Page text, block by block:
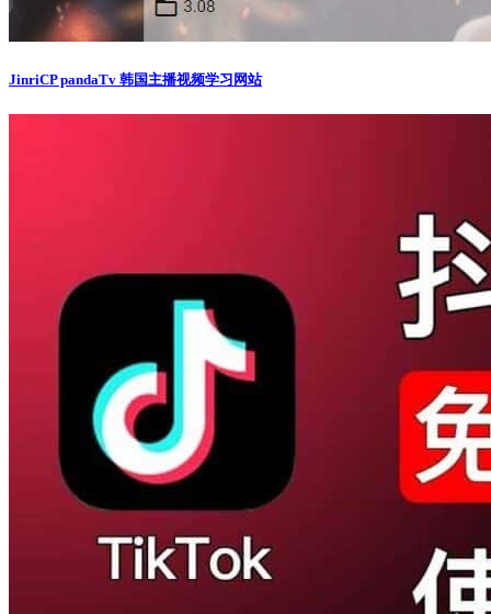
JinriCP pandaTv 韩国主播视频学习网站